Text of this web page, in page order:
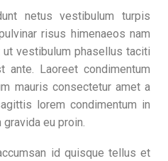
netus vestibulum turpis
risus himenaeos nam
vestibulum phasellus taciti
ante. Laoreet condimentum
mauris consectetur amet a
lorem condimentum in
eu proin.
id quisque tellus et